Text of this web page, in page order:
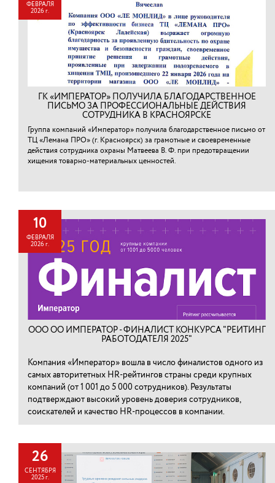
ФЕВРАЛЯ
2026 г.
ГК «ИМПЕРАТОР» ПОЛУЧИЛА БЛАГОДАРСТВЕННОЕ
ПИСЬМО ЗА ПРОФЕССИОНАЛЬНЫЕ ДЕЙСТВИЯ
СОТРУДНИКА В КРАСНОЯРСКЕ
Группа компаний «Император» получила благодарственное письмо от
ТЦ «Лемана ПРО» (г. Красноярск) за грамотные и своевременные
действия сотрудника охраны Матвеева В. Ф. при предотвращении
хищения товарно-материальных ценностей.⁠
10
ФЕВРАЛЯ
2026 г.
ООО ОО ИМПЕРАТОР - ФИНАЛИСТ КОНКУРСА "РЕЙТИНГ
РАБОТОДАТЕЛЯ 2025"
Компания «Император» вошла в число финалистов одного из
самых авторитетных HR-рейтингов страны среди крупных
компаний (от 1 001 до 5 000 сотрудников). Результаты
подтверждают высокий уровень доверия сотрудников,
соискателей и качество HR-процессов в компании.
26
СЕНТЯБРЯ
2025 г.